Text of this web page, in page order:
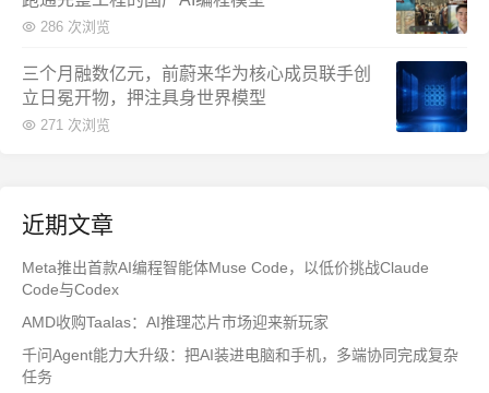
286 次浏览
三个月融数亿元，前蔚来华为核心成员联手创
立日冕开物，押注具身世界模型
271 次浏览
近期文章
Meta推出首款AI编程智能体Muse Code，以低价挑战Claude
Code与Codex
AMD收购Taalas：AI推理芯片市场迎来新玩家
千问Agent能力大升级：把AI装进电脑和手机，多端协同完成复杂
任务